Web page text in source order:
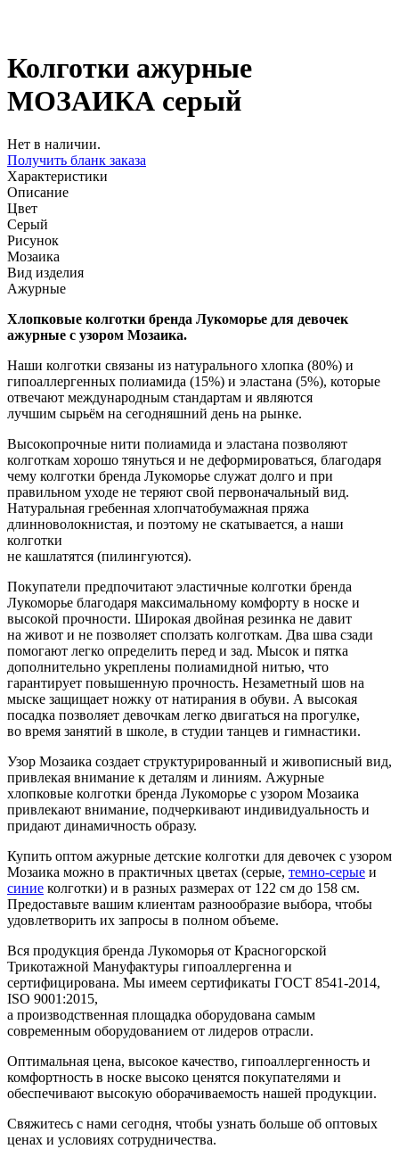
Колготки ажурные
МОЗАИКА серый
Нет в наличии.
Получить бланк заказа
Характеристики
Описание
Цвет
Серый
Рисунок
Мозаика
Вид изделия
Ажурные
Хлопковые колготки бренда Лукоморье для девочек
ажурные с узором Мозаика.
Наши колготки связаны из натурального хлопка (80%) и
гипоаллергенных полиамида (15%) и эластана (5%), которые
отвечают международным стандартам и являются
лучшим сырьём на сегодняшний день на рынке.
Высокопрочные нити полиамида и эластана позволяют
колготкам хорошо тянуться и не деформироваться, благодаря
чему колготки бренда Лукоморье служат долго и при
правильном уходе не теряют свой первоначальный вид.
Натуральная гребенная хлопчатобумажная пряжа
длинноволокнистая, и поэтому не скатывается, а наши
колготки
не кашлатятся (пилингуются).
Покупатели предпочитают эластичные колготки бренда
Лукоморье благодаря максимальному комфорту в носке и
высокой прочности. Широкая двойная резинка не давит
на живот и не позволяет сползать колготкам. Два шва сзади
помогают легко определить перед и зад. Мысок и пятка
дополнительно укреплены полиамидной нитью, что
гарантирует повышенную прочность. Незаметный шов на
мыске защищает ножку от натирания в обуви. А высокая
посадка позволяет девочкам легко двигаться на прогулке,
во время занятий в школе, в студии танцев и гимнастики.
Узор Мозаика создает структурированный и живописный вид,
привлекая внимание к деталям и линиям. Ажурные
хлопковые колготки бренда Лукоморье с узором Мозаика
привлекают внимание, подчеркивают индивидуальность и
придают динамичность образу.
Купить оптом ажурные детские колготки для девочек с узором
Мозаика можно в практичных цветах (серые, темно-серые и
синие колготки) и в разных размерах от 122 см до 158 см.
Предоставьте вашим клиентам разнообразие выбора, чтобы
удовлетворить их запросы в полном объеме.
Вся продукция бренда Лукоморья от Красногорской
Трикотажной Мануфактуры гипоаллергенна и
сертифицирована. Мы имеем сертификаты ГОСТ 8541-2014,
ISO 9001:2015,
а производственная площадка оборудована самым
современным оборудованием от лидеров отрасли.
Оптимальная цена, высокое качество, гипоаллергенность и
комфортность в носке высоко ценятся покупателями и
обеспечивают высокую оборачиваемость нашей продукции.
Свяжитесь с нами сегодня, чтобы узнать больше об оптовых
ценах и условиях сотрудничества.